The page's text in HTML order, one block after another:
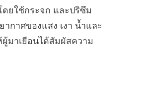
ยใช้กระจก และปริซึม
ากาศของแสง เงา น้ำและ
ผู้มาเยือนได้สัมผัสความ